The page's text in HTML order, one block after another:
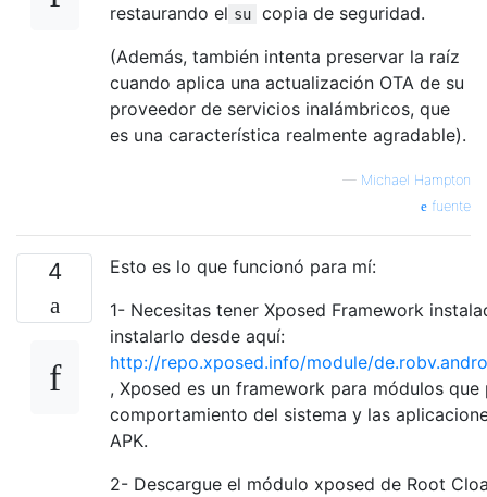
restaurando el su
copia de seguridad.
(Además, también intenta preservar la raíz
cuando aplica una actualización OTA de su
proveedor de servicios inalámbricos, que
es una característica realmente agradable).
— Michael Hampton
fuente
4
Esto es lo que funcionó para mí:
1- Necesitas tener Xposed Framework
instalarlo desde aquí:
http://repo.xposed.info/module/
, Xposed es un framework para módulos que
comportamiento del sistema y las
APK.
2- Descargue el módulo xposed de Root